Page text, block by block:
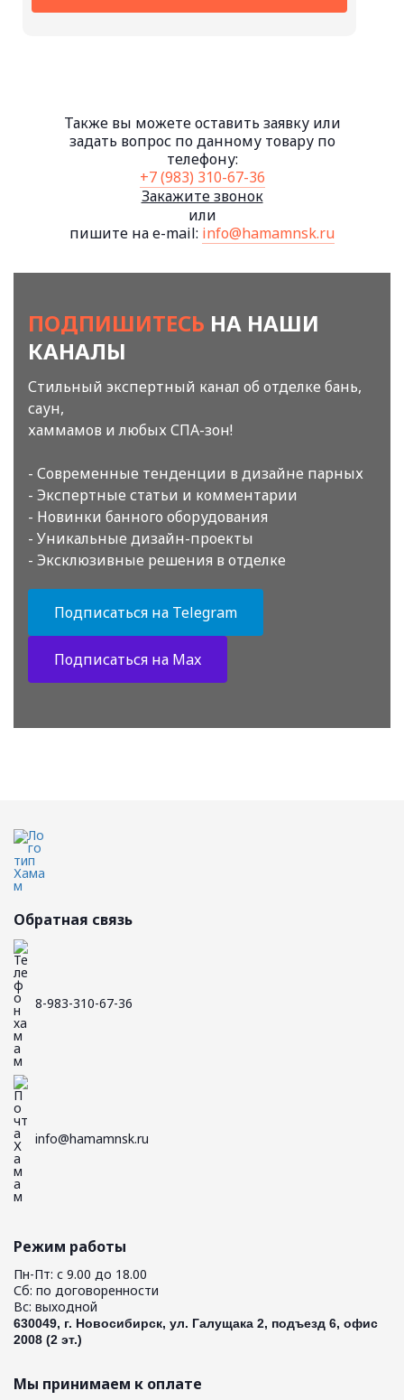
Также вы можете оставить заявку или
задать вопрос по данному товару по
телефону:
+7 (983) 310-67-36
Закажите звонок
или
пишите на e-mail: info@hamamnsk.ru
ПОДПИШИТЕСЬ НА НАШИ
КАНАЛЫ
Стильный экспертный канал об отделке бань,
саун,
хаммамов и любых СПА-зон!
- Современные тенденции в дизайне парных
- Экспертные статьи и комментарии
- Новинки банного оборудования
- Уникальные дизайн-проекты
- Эксклюзивные решения в отделке
Подписаться на Telegram
Подписаться на Max
Обратная связь
8-983-310-67-36
info@hamamnsk.ru
Режим работы
Пн-Пт: с 9.00 до 18.00
Сб: по договоренности
Вс: выходной
630049, г. Новосибирск, ул. Галущака 2, подъезд 6, офис
2008 (2 эт.)
Мы принимаем к оплате